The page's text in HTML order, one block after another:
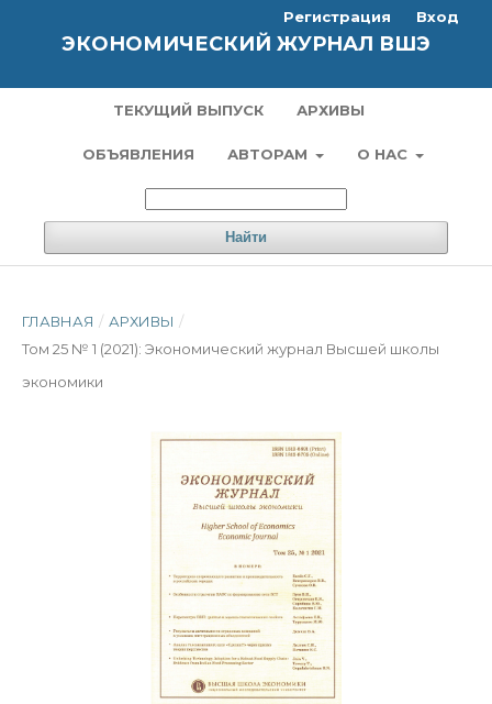
ЭКОНОМИЧЕСКИЙ ЖУРНАЛ ВШЭ
ТЕКУЩИЙ ВЫПУСК АРХИВЫ
ОБЪЯВЛЕНИЯ АВТОРАМ О НАС
Найти
Регистрация Вход
ГЛАВНАЯ / АРХИВЫ /
Том 25 № 1 (2021): Экономический журнал Высшей школы
экономики